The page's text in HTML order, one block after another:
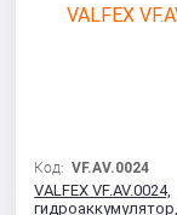
Код:VF.AV.0024
VALFEX VF.AV.0024,